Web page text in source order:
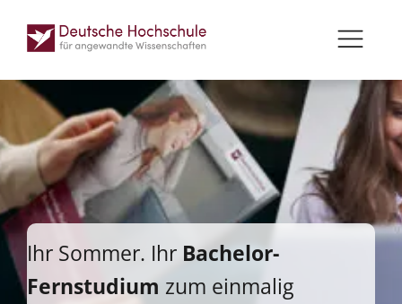
Ihr Sommer. Ihr Bachelor-
Fernstudium zum einmalig